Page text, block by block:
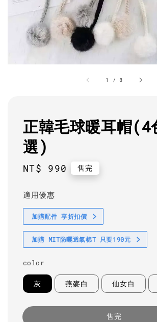
1 / 8
正韓毛球暖耳帽(4
選)
Regular
NT$ 990 售完
適用優惠
加購配件 享折扣價
加購 MIT防曬透氣棉T 只要190元
color
灰 燕麥白 仙女白
售完